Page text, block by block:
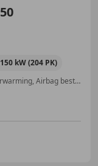
150 kW (204 PK)
Sportstoelen, Met onderhoudshistorie, Stoelverwarming, Airbag bestuurder, Open dak, Parkeerhulp voor, Xenon verlichting, Bi-Xenon koplampen